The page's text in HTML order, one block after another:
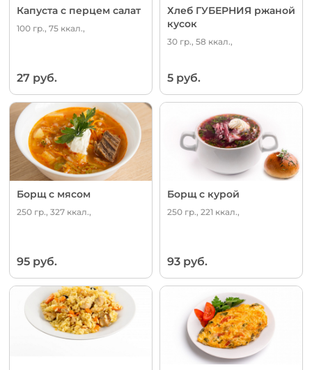
Капуста с перцем салат
100 гр., 75 ккал.,
27 руб.
Хлеб ГУБЕРНИЯ ржаной
кусок
30 гр., 58 ккал.,
5 руб.
Борщ с мясом
250 гр., 327 ккал.,
95 руб.
Борщ с курой
250 гр., 221 ккал.,
93 руб.